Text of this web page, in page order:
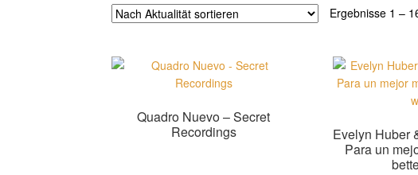
Ergebnisse 1 –
Quadro Nuevo – Secret
Recordings
Evelyn Huber
Para un